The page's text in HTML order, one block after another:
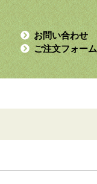
お問い合わせ
ご注文フォーム